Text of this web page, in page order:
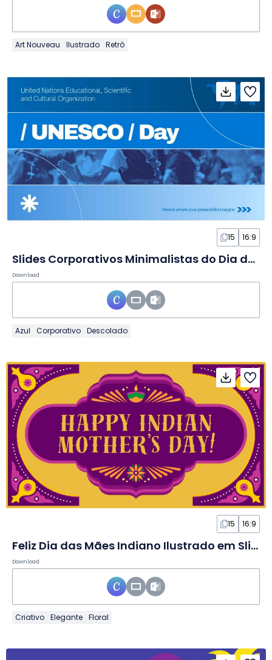
Art Nouveau Ilustrado Retrô
15 16:9
Slides Corporativos Minimalistas do Dia da UNESCO
Download
Azul Corporativo Descolado
15 16:9
Feliz Dia das Mães Indiano Ilustrado em Slides
Download
Criativo Elegante Floral